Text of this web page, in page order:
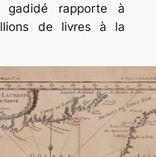
rapporte à
de livres à la